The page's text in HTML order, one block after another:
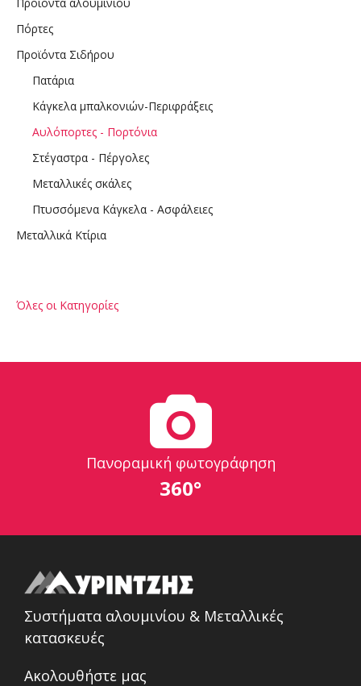
Πόρτες
Προϊόντα Σιδήρου
Πατάρια
Κάγκελα μπαλκονιών-Περιφράξεις
Αυλόπορτες - Πορτόνια
Στέγαστρα - Πέργολες
Μεταλλικές σκάλες
Πτυσσόμενα Κάγκελα - Ασφάλειες
Μεταλλικά Κτίρια
Όλες οι Κατηγορίες
Πανοραμική φωτογράφηση
360°
Συστήματα αλουμινίου & Μεταλλικές
κατασκευές
Ακολουθήστε μας